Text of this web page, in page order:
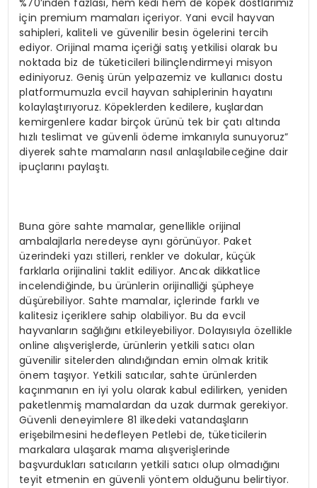
%70’inden fazlası, hem kedi hem de köpek dostlarımız
için premium mamaları içeriyor. Yani evcil hayvan
sahipleri, kaliteli ve güvenilir besin ögelerini tercih
ediyor. Orijinal mama içeriği satış yetkilisi olarak bu
noktada biz de tüketicileri bilinçlendirmeyi misyon
ediniyoruz. Geniş ürün yelpazemiz ve kullanıcı dostu
platformumuzla evcil hayvan sahiplerinin hayatını
kolaylaştırıyoruz. Köpeklerden kedilere, kuşlardan
kemirgenlere kadar birçok ürünü tek bir çatı altında
hızlı teslimat ve güvenli ödeme imkanıyla sunuyoruz”
diyerek sahte mamaların nasıl anlaşılabileceğine dair
ipuçlarını paylaştı.
Buna göre sahte mamalar, genellikle orijinal
ambalajlarla neredeyse aynı görünüyor. Paket
üzerindeki yazı stilleri, renkler ve dokular, küçük
farklarla orijinalini taklit ediliyor. Ancak dikkatlice
incelendiğinde, bu ürünlerin orijinalliği şüpheye
düşürebiliyor. Sahte mamalar, içlerinde farklı ve
kalitesiz içeriklere sahip olabiliyor. Bu da evcil
hayvanların sağlığını etkileyebiliyor. Dolayısıyla özellikle
online alışverişlerde, ürünlerin yetkili satıcı olan
güvenilir sitelerden alındığından emin olmak kritik
önem taşıyor. Yetkili satıcılar, sahte ürünlerden
kaçınmanın en iyi yolu olarak kabul edilirken, yeniden
paketlenmiş mamalardan da uzak durmak gerekiyor.
Güvenli deneyimlere 81 ilkedeki vatandaşların
erişebilmesini hedefleyen Petlebi de, tüketicilerin
markalara ulaşarak mama alışverişlerinde
başvurdukları satıcıların yetkili satıcı olup olmadığını
teyit etmenin en güvenli yöntem olduğunu belirtiyor.